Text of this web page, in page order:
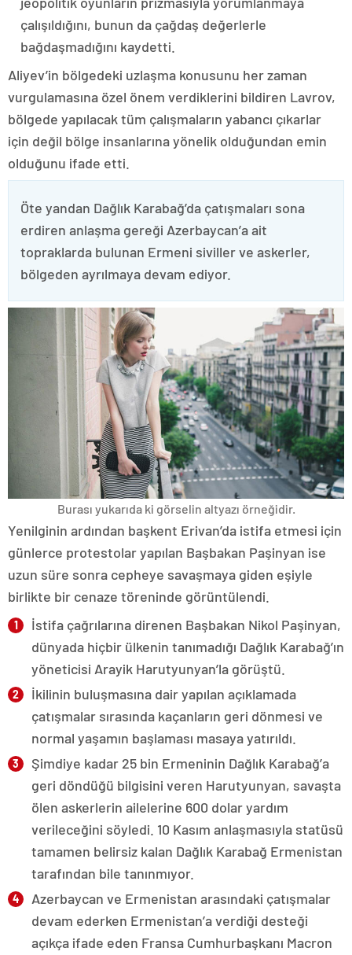
çalışıldığını, bunun da çağdaş değerlerle
bağdaşmadığını kaydetti.
Aliyev’in bölgedeki uzlaşma konusunu her zaman
vurgulamasına özel önem verdiklerini bildiren Lavrov,
bölgede yapılacak tüm çalışmaların yabancı çıkarlar
için değil bölge insanlarına yönelik olduğundan emin
olduğunu ifade etti.
Öte yandan Dağlık Karabağ’da çatışmaları sona
erdiren anlaşma gereği Azerbaycan’a ait
topraklarda bulunan Ermeni siviller ve askerler,
bölgeden ayrılmaya devam ediyor.
Burası yukarıda ki görselin altyazı örneğidir.
Yenilginin ardından başkent Erivan’da istifa etmesi için
günlerce protestolar yapılan Başbakan Paşinyan ise
uzun süre sonra cepheye savaşmaya giden eşiyle
birlikte bir cenaze töreninde görüntülendi.
İstifa çağrılarına direnen Başbakan Nikol Paşinyan,
dünyada hiçbir ülkenin tanımadığı Dağlık Karabağ’ın
yöneticisi Arayik Harutyunyan’la görüştü.
İkilinin buluşmasına dair yapılan açıklamada
çatışmalar sırasında kaçanların geri dönmesi ve
normal yaşamın başlaması masaya yatırıldı.
Şimdiye kadar 25 bin Ermeninin Dağlık Karabağ’a
geri döndüğü bilgisini veren Harutyunyan, savaşta
ölen askerlerin ailelerine 600 dolar yardım
verileceğini söyledi. 10 Kasım anlaşmasıyla statüsü
tamamen belirsiz kalan Dağlık Karabağ Ermenistan
tarafından bile tanınmıyor.
Azerbaycan ve Ermenistan arasındaki çatışmalar
devam ederken Ermenistan’a verdiği desteği
açıkça ifade eden Fransa Cumhurbaşkanı Macron